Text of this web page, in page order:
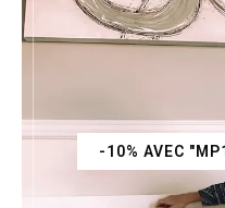
-10% AVEC